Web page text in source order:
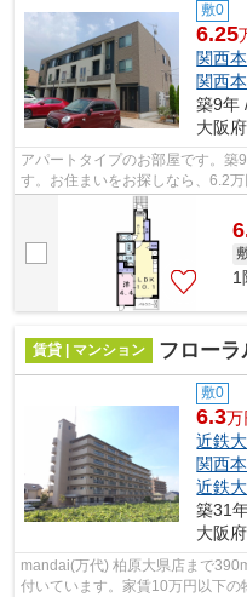
敷0
6.25
関西
関西
築9年
大阪府
アパートタイプのお部屋です。築
す。お住まいをお探しなら、6.2
Ⅱ：志紀駅にも近くて便利。テム
1
賃貸 | マンション フローラ
敷0
6.3万
近鉄
関西
近鉄
築31
大阪府
mandai(万代) 柏原大県店まで
付いています。家賃10万円以下の